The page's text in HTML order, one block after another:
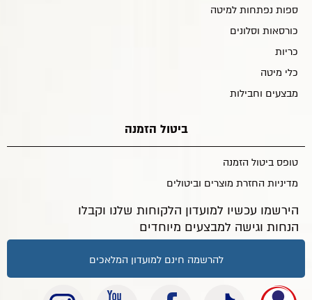
ספות נפתחות למיטה
כורסאות וסלונים
כריות
כלי מיטה
מבצעים וחבילות
ביטול הזמנה
טופס ביטול הזמנה
מדיניות החזרת מוצרים וביטולים
הירשמו עכשיו למועדון הלקוחות שלנו וקבלו
הנחות וגישה למבצעים מיוחדים
להרשמה חינם למועדון המלאכים